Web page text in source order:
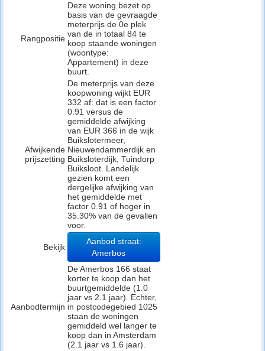
Rangpositie
Deze woning bezet op
basis van de gevraagde
meterprijs de 0e plek
van de in totaal 84 te
koop staande woningen
(woontype:
Appartement) in deze
buurt.
Afwijkende
prijszetting
De meterprijs van deze
koopwoning wijkt EUR
332 af: dat is een factor
0.91 versus de
gemiddelde afwijking
van EUR 366 in de wijk
Buikslotermeer,
Nieuwendammerdijk en
Buiksloterdijk, Tuindorp
Buiksloot. Landelijk
gezien komt een
dergelijke afwijking van
het gemiddelde met
factor 0.91 of hoger in
35.30% van de gevallen
voor.
Bekijk
Aanbod straat:
Amerbos
Aanbodtermijn
De Amerbos 166 staat
korter te koop dan het
buurtgemiddelde (1.0
jaar vs 2.1 jaar). Echter,
in postcodegebied 1025
staan de woningen
gemiddeld wel langer te
koop dan in Amsterdam
(2.1 jaar vs 1.6 jaar).